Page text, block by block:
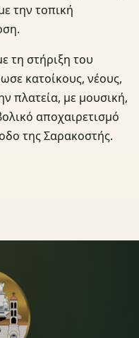
την τοπική
τη στήριξη του
κατοίκους, νέους,
πλατεία, με μουσική,
αποχαιρετισμό
της Σαρακοστής.